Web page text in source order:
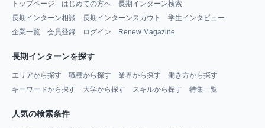
トップページ はじめての方へ
長期インターン検索
長期インターン相談
長期インターンスカウト
学生インタビュー
企業一覧
会員登録 ログイン Renew Magazine
長期インターンを探す
エリアから探す 職種から探す 業界から探す
働き方から探す
キーワードから探す
大学から探す スキルから探す 特集一覧
人気の検索条件